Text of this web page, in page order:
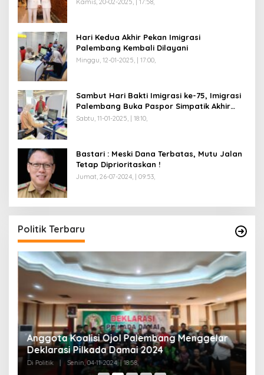
Kamis, 20-02-2025, | 17:58,
Hari Kedua Akhir Pekan Imigrasi
Palembang Kembali Dilayani
Minggu, 12-01-2025, | 17:00,
Sambut Hari Bakti Imigrasi ke-75, Imigrasi
Palembang Buka Paspor Simpatik Akhir
Pekan
Sabtu, 11-01-2025, | 18:10,
Bastari : Meski Dana Terbatas, Mutu Jalan
Tetap Diprioritaskan !
Jumat, 26-07-2024, | 09:53,
Politik Terbaru
Anggota Koalisi Ojol Palembang Menggelar
Deklarasi Pilkada Damai 2024
Di Politik | Senin, 04-11-2024, | 18:58,